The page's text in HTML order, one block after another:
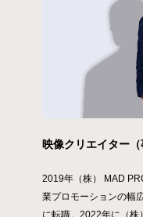
映像クリエイター（
2019年（株） MAD
業プロモーションの幅
に転職。2022年に（株